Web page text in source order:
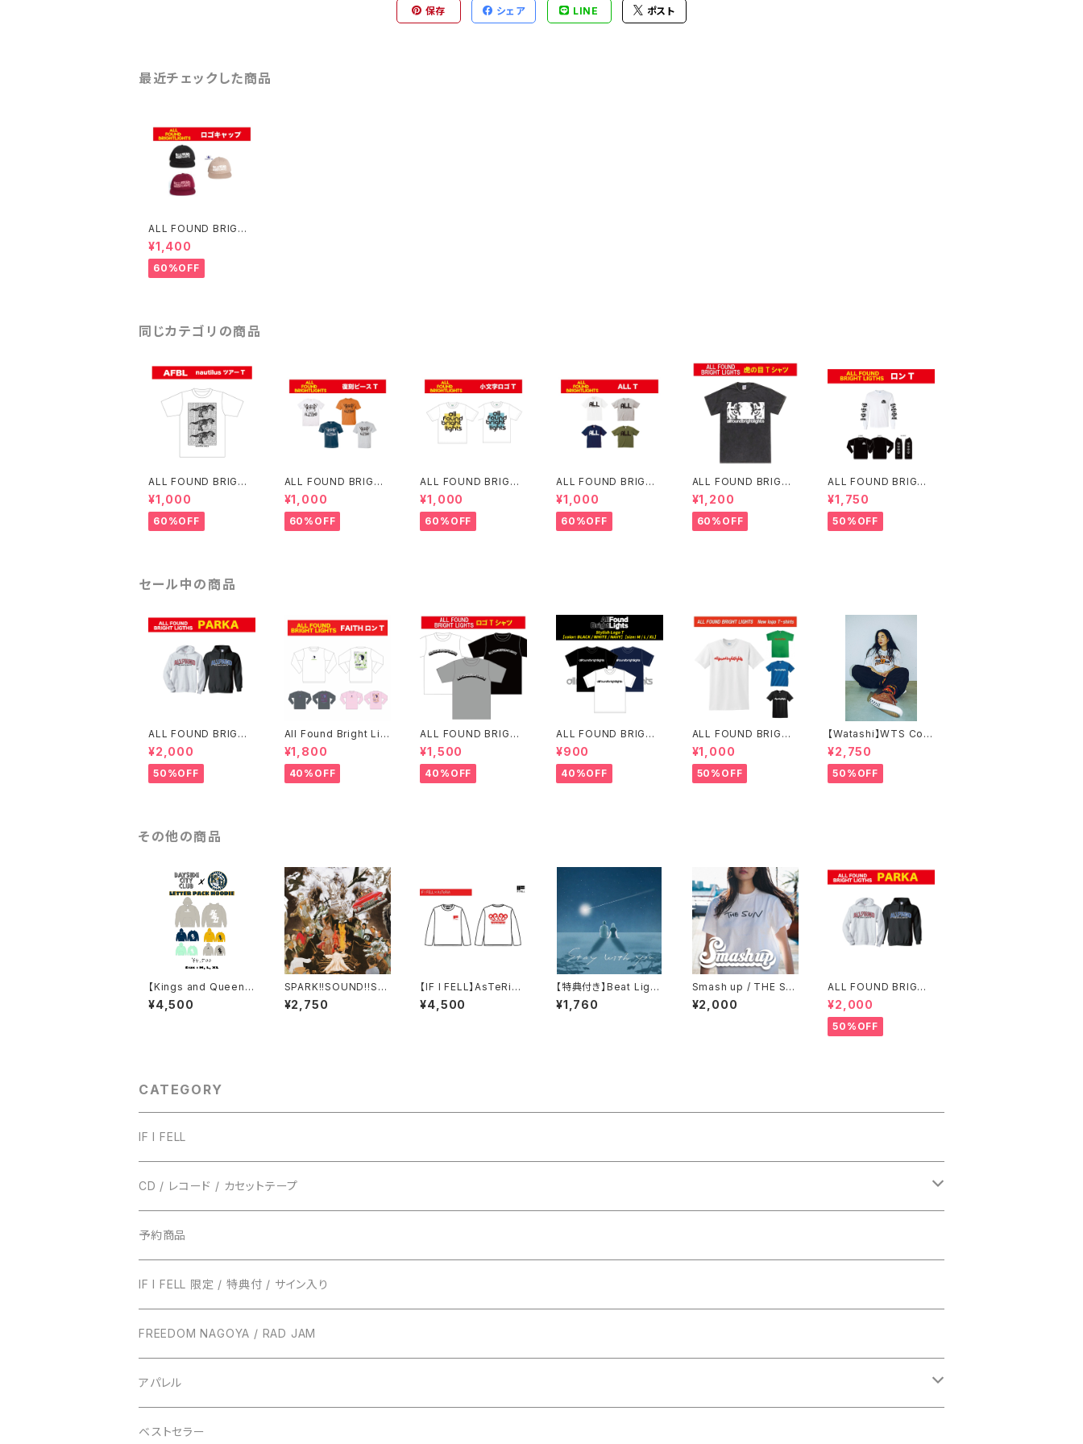
保存 シェア LINE ポスト
最近チェックした商品
ALL FOUND BRIGHT
LIGHTS ロゴキャップ
(残り僅か)
¥1,400
60%OFF
同じカテゴリの商品
ALL FOUND BRIGHT
LIGHTS nautilusツア
ーT
¥1,000
60%OFF
ALL FOUND BRIGHT
LIGHTS 復刻ピースT
¥1,000
60%OFF
ALL FOUND BRIGHT
LIGHTS 小文字ロゴT
¥1,000
60%OFF
ALL FOUND BRIGHT
LIGHTS ALLT
¥1,000
60%OFF
ALL FOUND BRIGHT
LIGHTS 虎の目 T-SH
IRTS
¥1,200
60%OFF
ALL FOUND BRIGHT
LIGHTS AFBL 恐竜ロ
ンT
¥1,750
50%OFF
セール中の商品
ALL FOUND BRIGHT
LIGTHS パーカー
¥2,000
50%OFF
All Found Bright Lig
ht FAITH ロンT(残り
僅か)
¥1,800
40%OFF
ALL FOUND BRIGHT
LIGHTS LOGO T-SH
IRTS
¥1,500
40%OFF
ALL FOUND BRIGHT
LIGTHS スタイリッシュ
ロゴTシャツ
¥900
40%OFF
ALL FOUND BRIGHT
LIGHTS SIMPLE LO
GO T-SHIRTS
¥1,000
50%OFF
【Watashi】WTS Coll
ege T-shirts【IF I FE
LL限定】
¥2,750
50%OFF
その他の商品
【Kings and Queen
s】Bayside City Club
Collab Hoodie
¥4,500
SPARK!!SOUND!!SH
OW!! 3rd Full Album
"音樂"
¥2,750
【IF I FELL】AsTeRiA
コラボ ロングTシャツ
¥4,500
【特典付き】Beat Light
/ stay with you
¥1,760
Smash up / THE SU
N
¥2,000
ALL FOUND BRIGHT
LIGTHS パーカー
¥2,000
50%OFF
CATEGORY
IF I FELL
CD / レコード / カセットテープ
TRUST RECORDS
ENTH
EVERLONG
TONIGHT RECORDS
ハローモンテスキュー
amanojac
BUNS RECORDS
SideChest
Atomic Skipper
THE NINTH APOLLO
ONE BY ONE RECORDS
予約商品
IF I FELL 限定 / 特典付 / サイン入り
FREEDOM NAGOYA / RAD JAM
アパレル
IF I FELL
ベストセラー